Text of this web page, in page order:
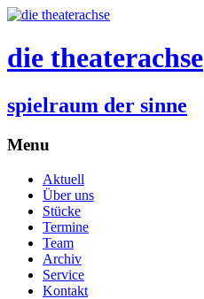
die theaterachse
spielraum der sinne
Menu
Aktuell
Über uns
Stücke
Termine
Team
Archiv
Service
Kontakt